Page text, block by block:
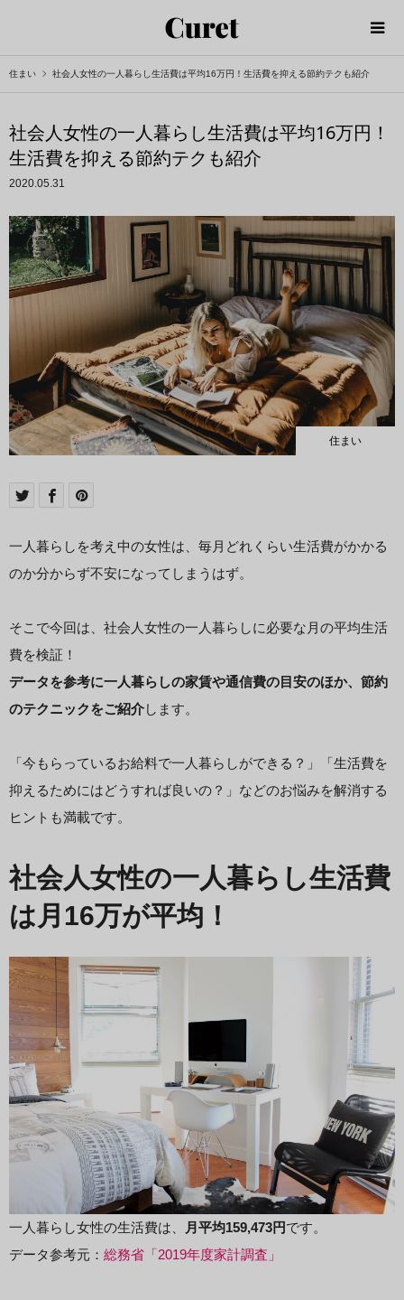
住まい 社会人女性の一人暮らし生活費は平均16万円！生活費を抑える節約テクも紹介
社会人女性の一人暮らし生活費は平均16万円！
生活費を抑える節約テクも紹介
2020.05.31
住まい
一人暮らしを考え中の女性は、毎月どれくらい生活費がかかる
のか分からず不安になってしまうはず。
そこで今回は、社会人女性の一人暮らしに必要な月の平均生活
費を検証！
データを参考に一人暮らしの家賃や通信費の目安のほか、節約
のテクニックをご紹介します。
「今もらっているお給料で一人暮らしができる？」「生活費を
抑えるためにはどうすれば良いの？」などのお悩みを解消する
ヒントも満載です。
社会人女性の一人暮らし生活費
は月16万が平均！
一人暮らし女性の生活費は、 月平均159,473円です。
データ参考元： 総務省「2019年度家計調査」